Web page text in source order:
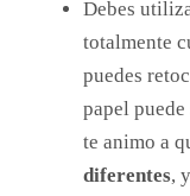
Debes
totalmente
puedes
papel
te animo a
diferentes,